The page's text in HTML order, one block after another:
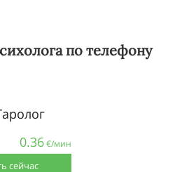
по телефону